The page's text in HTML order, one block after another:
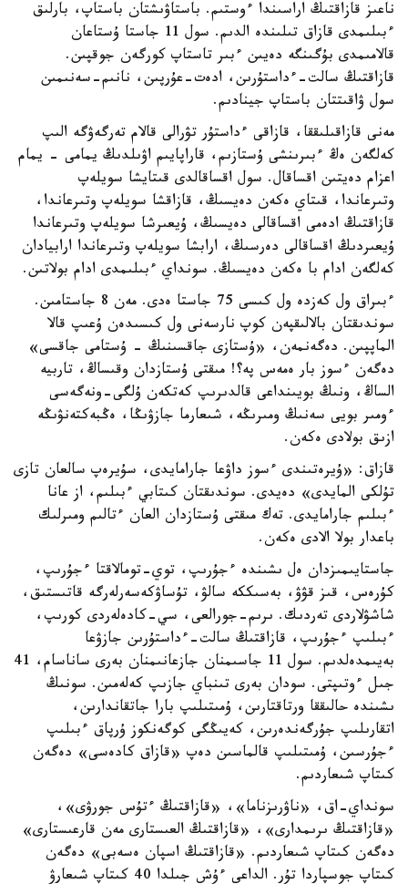
ناعىز قازاقتىڭ اراسىندا ءوستىم. باستاۋىشتان باستاپ، بارلىق
ءبىلىمدى قازاق تىلىندە الدىم. سول 11 جاستا ۇستاعان
قالامىمدى بۇگىنگە دەيىن ءبىر تاستاپ كورگەن جوقپىن.
قازاقتىڭ سالت-ءداستۇرىن، ادەت-عۇرپىن، نانىم-سەنىمىن
سول ۋاقىتتان باستاپ جينادىم.
مەنى قازاقىلىققا، قازاقى ءداستۇر تۋرالى قالام تەرگەۋگە الىپ
كەلگەن ەڭ ءبىرىنشى ۇستازىم، قاراپايىم اۋىلدىڭ يمامى - يمام
اعزام دەيتىن اقساقال. سول اقساقالدى قىتايشا سويلەپ
وتىرعاندا، قىتاي ەكەن دەيسىڭ، قازاقشا سويلەپ وتىرعاندا،
قازاقتىڭ ادەمى اقساقالى دەيسىڭ، ۇيعىرشا سويلەپ وتىرعاندا
ۇيعىردىڭ اقساقالى دەرسىڭ، ارابشا سويلەپ وتىرعاندا ارابيادان
كەلگەن ادام با ەكەن دەيسىڭ. سونداي ءبىلىمدى ادام بولاتىن.
ءبىراق ول كەزدە ول كىسى 75 جاستا ەدى. مەن 8 جاستامىن.
سوندىقتان بالالىقپەن كوپ نارسەنى ول كىسىدەن ۇعىپ قالا
الماپپىن. دەگەنمەن، «ۇستازى جاقسىنىڭ - ۇستامى جاقسى»
دەگەن ءسوز بار ەمەس پە؟! مىقتى ۇستازدان وقىساڭ، تاربيە
الساڭ، ونىڭ بويىنداعى قالدىرىپ كەتكەن ۇلگى-ونەگەسى
ءومىر بويى سەنىڭ ومىرىڭە، شىعارما جازۋىڭا، ەڭبەكتەنۋىڭە
ازىق بولادى ەكەن.
قازاق: «ۇيرەتىندى ءسوز داۋعا جارامايدى، سۇيرەپ سالعان تازى
تۇلكى المايدى» دەيدى. سوندىقتان كىتابي ءبىلىم، از عانا
ءبىلىم جارامايدى. تەك مىقتى ۇستازدان العان ءتالىم ومىرلىك
باعدار بولا الادى ەكەن.
جاستايىمىزدان ەل ىشىندە ءجۇرىپ، توي-تومالاقتا ءجۇرىپ،
كۇرەس، قىز قۋۋ، بەسىككە سالۋ، تۇساۋكەسەرلەرگە قاتىستىق،
شاشۋلاردى تەردىك. ىرىم-جورالعى، سي-كادەلەردى كورىپ،
ءبىلىپ ءجۇرىپ، قازاقتىڭ سالت-ءداستۇرىن جازۋعا
بەيىمدەلدىم. سول 11 جاسىمنان جازعانىمنان بەرى ساناسام، 41
جىل ءوتىپتى. سودان بەرى تىنباي جازىپ كەلەمىن. سونىڭ
ىشىندە حالىققا ورتاقتارىن، ۇمىتىلىپ بارا جاتقاندارىن،
اتقارىلىپ جۇرگەندەرىن، كەيىڭگى كوگەنكوز ۇرپاق ءبىلىپ
ءجۇرسىن، ۇمىتىلىپ قالماسىن دەپ «قازاق كادەسى» دەگەن
كىتاپ شىعاردىم.
سونداي-اق، «ناۋرىزناما»، «قازاقتىڭ ءتۇس جورۋى»،
«قازاقتىڭ ىرىمدارى»، «قازاقتىڭ العىستارى مەن قارعىستارى»
دەگەن كىتاپ شىعاردىم. «قازاقتىڭ اسپان ەسەبى» دەگەن
كىتاپ جوسپاردا تۇر. الداعى ءۇش جىلدا 40 كىتاپ شىعارۋ